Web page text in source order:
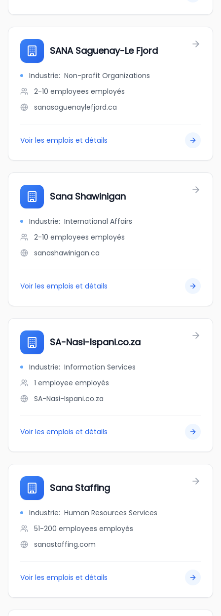
SANA Saguenay-Le Fjord
Industrie: Non-profit Organizations
2-10 employees employés
sanasaguenaylefjord.ca
Voir les emplois et détails
Sana Shawinigan
Industrie: International Affairs
2-10 employees employés
sanashawinigan.ca
Voir les emplois et détails
SA-Nasi-Ispani.co.za
Industrie: Information Services
1 employee employés
SA-Nasi-Ispani.co.za
Voir les emplois et détails
Sana Staffing
Industrie: Human Resources Services
51-200 employees employés
sanastaffing.com
Voir les emplois et détails